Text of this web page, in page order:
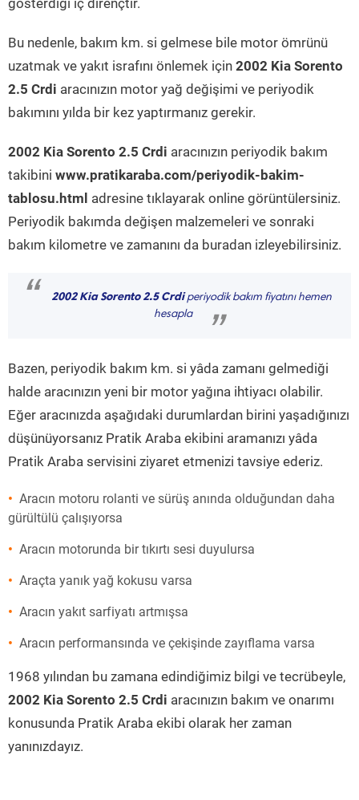
gösterdiği iç dirençtir.
Bu nedenle, bakım km. si gelmese bile motor ömrünü
uzatmak ve yakıt israfını önlemek için 2002 Kia Sorento
2.5 Crdi aracınızın motor yağ değişimi ve periyodik
bakımını yılda bir kez yaptırmanız gerekir.
2002 Kia Sorento 2.5 Crdi aracınızın periyodik bakım
takibini www.pratikaraba.com/periyodik-bakim-
tablosu.html adresine tıklayarak online görüntülersiniz.
Periyodik bakımda değişen malzemeleri ve sonraki
bakım kilometre ve zamanını da buradan izleyebilirsiniz.
“ 2002 Kia Sorento 2.5 Crdiperiyodik bakım fiyatını hemen
hesapla
”
Bazen, periyodik bakım km. si yâda zamanı gelmediği
halde aracınızın yeni bir motor yağına ihtiyacı olabilir.
Eğer aracınızda aşağıdaki durumlardan birini yaşadığınızı
düşünüyorsanız Pratik Araba ekibini aramanızı yâda
Pratik Araba servisini ziyaret etmenizi tavsiye ederiz.
Aracın motoru rolanti ve sürüş anında olduğundan daha
gürültülü çalışıyorsa
Aracın motorunda bir tıkırtı sesi duyulursa
Araçta yanık yağ kokusu varsa
Aracın yakıt sarfiyatı artmışsa
Aracın performansında ve çekişinde zayıflama varsa
1968 yılından bu zamana edindiğimiz bilgi ve tecrübeyle,
2002 Kia Sorento 2.5 Crdi aracınızın bakım ve onarımı
konusunda Pratik Araba ekibi olarak her zaman
yanınızdayız.